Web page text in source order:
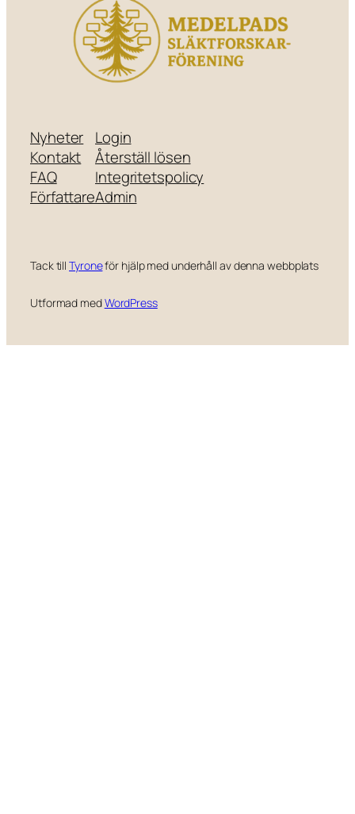
Nyheter
Kontakt
FAQ
Författare
Login
Återställ lösen
Integritetspolicy
Admin
Tack tillTyroneför hjälp med underhåll av denna webbplats
Utformad medWordPress